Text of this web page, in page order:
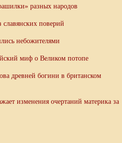
разных народов
поверий
небожителями
миф о Великом потопе
древней богини в британском
изменения очертаний материка за